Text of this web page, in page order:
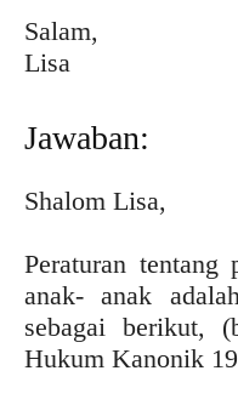
Salam,
Lisa
Jawaban:
Shalom Lisa,
Peraturan tentang
anak- anak
sebagai berikut,
Hukum Kanonik